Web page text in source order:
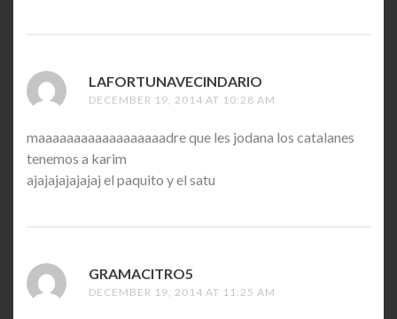
LAFORTUNAVECINDARIO
DECEMBER 19, 2014 AT 10:28 AM
maaaaaaaaaaaaaaaaaadre que les jodana los catalanes
tenemos a karim
ajajajajajajaj el paquito y el satu
GRAMACITRO5
DECEMBER 19, 2014 AT 11:25 AM